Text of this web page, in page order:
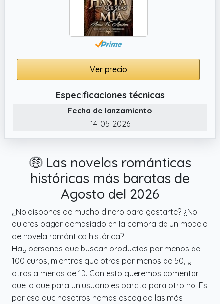
Ver precio
Especificaciones técnicas
Fecha de lanzamiento
14-05-2026
🤑 Las novelas románticas
históricas más baratas de
Agosto del 2026
¿No dispones de mucho dinero para gastarte? ¿No
quieres pagar demasiado en la compra de un modelo
de novela romántica histórica?
Hay personas que buscan productos por menos de
100 euros, mientras que otros por menos de 50, y
otros a menos de 10. Con esto queremos comentar
que lo que para un usuario es barato para otro no. Es
por eso que nosotros hemos escogido las más